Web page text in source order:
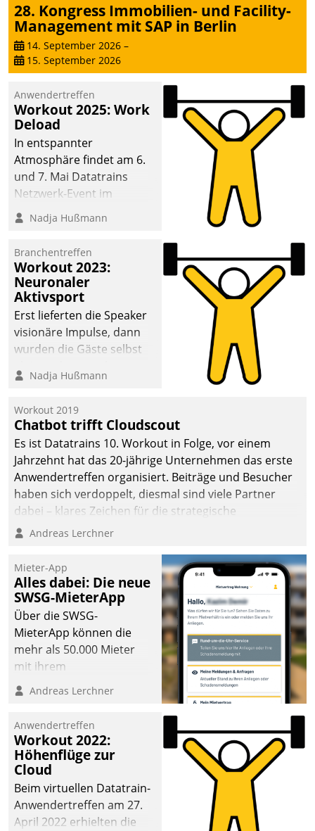
28. Kongress Immobilien- und Facility-
Management mit SAP in Berlin
14. September 2026 –
15. September 2026
Anwendertreffen
Workout 2025: Work
Deload
In entspannter
Atmosphäre findet am 6.
und 7. Mai Datatrains
Netzwerk-Event im
Kunden- und Partnerkreis
statt. Zentrale Frage: Wie
Mammutprojekte
meistern und Workloads
wuppen – bei zunehmend
anspruchsvollen
Aufgaben und
abnehmendem
Nadja Hußmann
Branchentreffen
Workout 2023:
Neuronaler
Aktivsport
Erst lieferten die Speaker
visionäre Impulse, dann
wurden die Gäste selbst
methodisch
Quartier. Dazwischen
zeigte Datatrain, was es
Neues zu bieten hat.
Nadja Hußmann
Workout 2019
Chatbot trifft Cloudscout
Es ist Datatrains 10. Workout in Folge, vor einem
Jahrzehnt hat das 20-jährige Unternehmen das erste
Anwendertreffen organisiert. Beiträge und Besucher
haben sich verdoppelt, diesmal sind viele Partner
dabei – klares Zeichen für die strategische
Fokussierung auf den Kunden.
Andreas Lerchner
Mieter-App
Alles dabei: Die neue
SWSG-MieterApp
Über die SWSG-
MieterApp können die
mehr als 50.000 Mieter
mit ihrem
Wohnungsunternehmen
kommunizieren, auf dem
einsehen und ändern
oder
Schadensmeldungen
abgeben – rund um die
Uhr.
Andreas Lerchner
Anwendertreffen
Workout 2022:
Höhenflüge zur
Cloud
Beim virtuellen Datatrain-
Anwendertreffen am 27.
April 2022 erhielten die